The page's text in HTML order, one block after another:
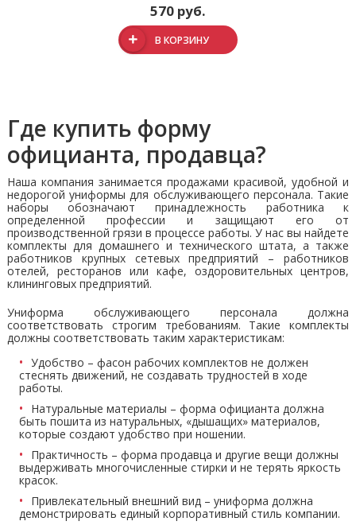
570 руб.
В КОРЗИНУ
Где купить форму
официанта, продавца?
Наша компания занимается продажами красивой, удобной и
недорогой униформы для обслуживающего персонала. Такие
наборы обозначают принадлежность работника к
определенной профессии и защищают его от
производственной грязи в процессе работы. У нас вы найдете
комплекты для домашнего и технического штата, а также
работников крупных сетевых предприятий – работников
отелей, ресторанов или кафе, оздоровительных центров,
клининговых предприятий.
Униформа обслуживающего персонала должна
соответствовать строгим требованиям. Такие комплекты
должны соответствовать таким характеристикам:
Удобство – фасон рабочих комплектов не должен
стеснять движений, не создавать трудностей в ходе
работы.
Натуральные материалы – форма официанта должна
быть пошита из натуральных, «дышащих» материалов,
которые создают удобство при ношении.
Практичность – форма продавца и другие вещи должны
выдерживать многочисленные стирки и не терять яркость
красок.
Привлекательный внешний вид – униформа должна
демонстрировать единый корпоративный стиль компании.